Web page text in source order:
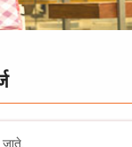
जाते.